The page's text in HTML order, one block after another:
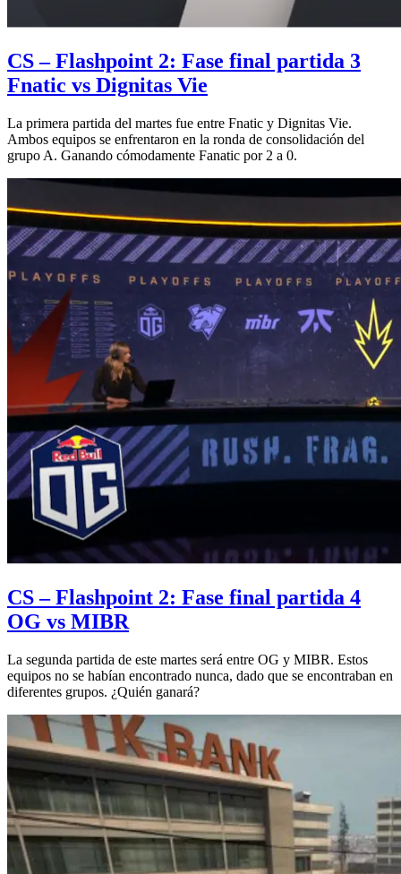
CS – Flashpoint 2: Fase final partida 3
Fnatic vs Dignitas Vie
La primera partida del martes fue entre Fnatic y Dignitas Vie.
Ambos equipos se enfrentaron en la ronda de consolidación del
grupo A. Ganando cómodamente Fanatic por 2 a 0.
CS – Flashpoint 2: Fase final partida 4
OG vs MIBR
La segunda partida de este martes será entre OG y MIBR. Estos
equipos no se habían encontrado nunca, dado que se encontraban en
diferentes grupos. ¿Quién ganará?